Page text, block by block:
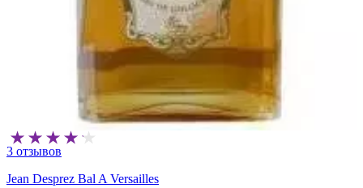
3 отзывов
Jean Desprez Bal A Versailles